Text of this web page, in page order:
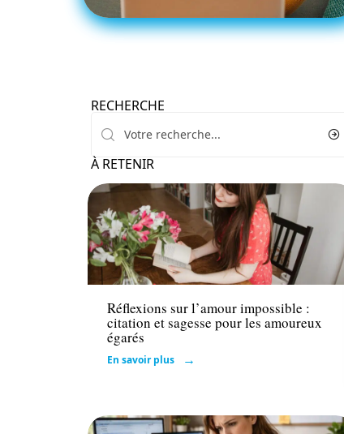
RECHERCHE
À RETENIR
Actu
Réflexions sur l’amour impossible :
citation et sagesse pour les amoureux
égarés
En savoir plus